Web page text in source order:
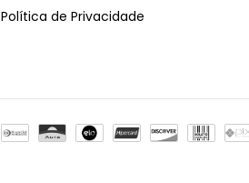
Política de Privacidade